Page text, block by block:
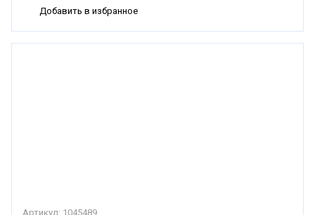
Добавить в избранное
Артикул: 1045489